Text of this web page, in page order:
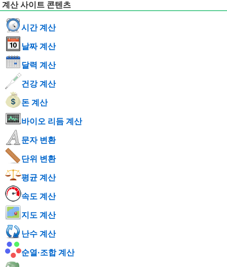
계산 사이트 콘텐츠
시간 계산
날짜 계산
달력 계산
건강 계산
돈 계산
바이오 리듬 계산
문자 변환
단위 변환
평균 계산
속도 계산
지도 계산
난수 계산
순열·조합 계산